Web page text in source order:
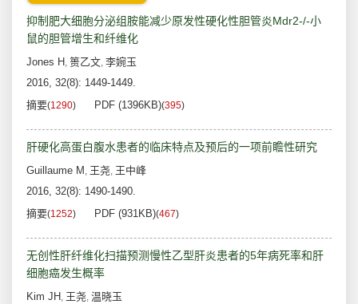
抑制肥大细胞分泌组胺能减少原发性硬化性胆管炎Mdr2-/-小
鼠的胆管增生和纤维化
Jones H , 篑乙文, 李婉玉
2016, 32(8): 1449-1449.
摘要(1290) PDF (1396KB)(395)
肝硬化高蛋白腹水患者的临床特点及预后的一项前瞻性研究
Guillaume M , 王尧, 王中峰
2016, 32(8): 1490-1490.
摘要(1252) PDF (931KB)(467)
无创性肝纤维化扫描预测慢性乙型肝炎患者的5年病死率和肝
细胞癌发生概率
Kim JH , 王尧, 温晓玉